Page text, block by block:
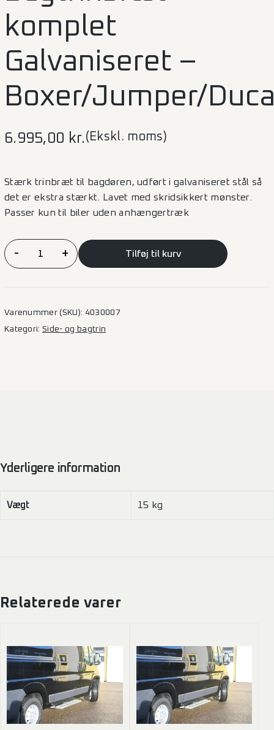
komplet
Galvaniseret –
Boxer/Jumper/
6.995,00 kr. (Ekskl. moms)
Stærk trinbræt til bagdøren, udført i galvaniseret stål så
det er ekstra stærkt. Lavet med skridsikkert mønster.
Passer kun til biler uden anhængertræk
Bagtrinbræt
komplet
Boxer/Jumper/Ducato/Movano
- + Tilføj til kurv
Varenummer (SKU): 4030007
Kategori:Side- og bagtrin
Yderligere information
Vægt 15 kg
Relaterede varer